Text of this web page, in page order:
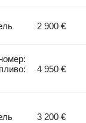
2 900 €
4 950 €
3 200 €